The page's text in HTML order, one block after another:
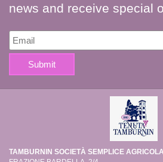
news and receive special
TAMBURNIN SOCIETÀ SEMPLICE AGRICOLA